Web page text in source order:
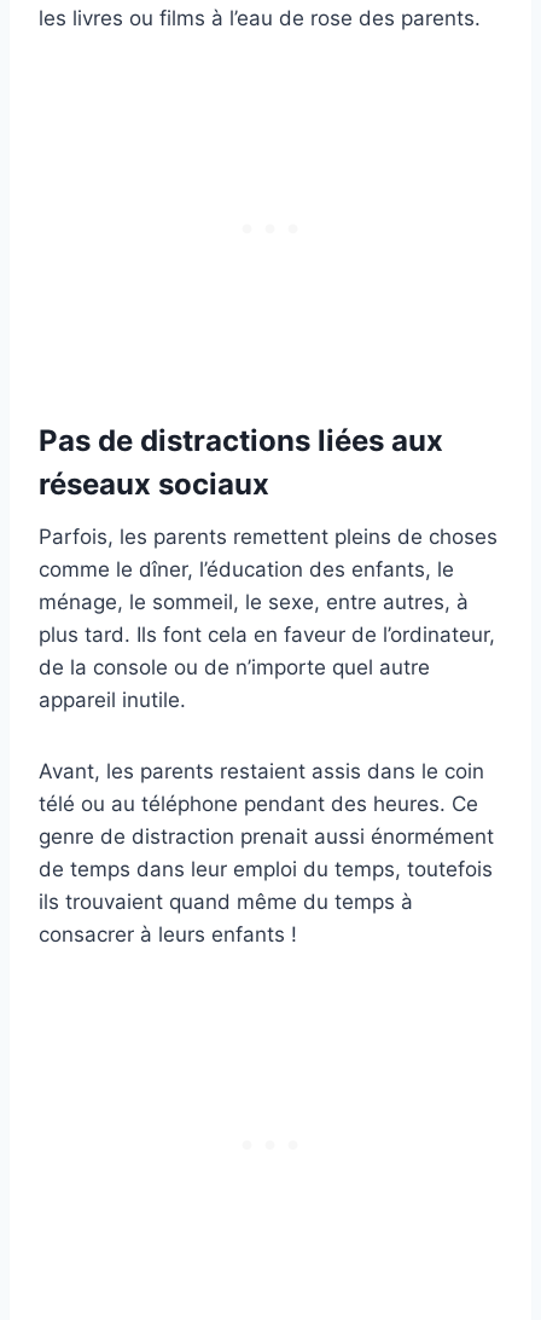
les livres ou films à l’eau de rose des parents.
Pas de distractions liées aux
réseaux sociaux
Parfois, les parents remettent pleins de choses
comme le dîner, l’éducation des enfants, le
ménage, le sommeil, le sexe, entre autres, à
plus tard. Ils font cela en faveur de l’ordinateur,
de la console ou de n’importe quel autre
appareil inutile.
Avant, les parents restaient assis dans le coin
télé ou au téléphone pendant des heures. Ce
genre de distraction prenait aussi énormément
de temps dans leur emploi du temps, toutefois
ils trouvaient quand même du temps à
consacrer à leurs enfants !